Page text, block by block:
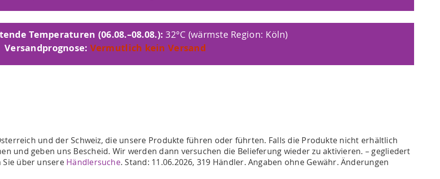
Temperaturen (06.08.–08.08.): 32°C (wärmste Region: Köln)
Versandprognose: Vermutlich kein Versand
und der Schweiz, die unsere Produkte führen oder führten. Falls die Produkte nicht erhältlich
und geben uns Bescheid. Wir werden dann versuchen die Belieferung wieder zu aktivieren. – gegliedert
Sie über unsere Händlersuche. Stand: 11.06.2026, 319 Händler. Angaben ohne Gewähr. Änderungen